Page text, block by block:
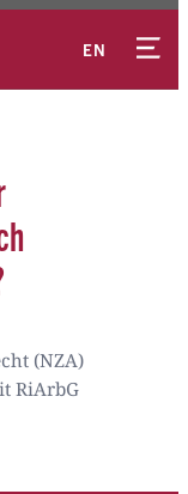
EN
(NZA)
RiArbG